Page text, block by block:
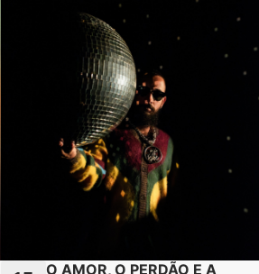
O AMOR, O PERDÃO E A